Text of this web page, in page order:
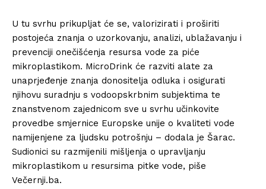
U tu svrhu prikupljat će se, valorizirati i proširiti
postojeća znanja o uzorkovanju, analizi, ublažavanju i
prevenciji onečišćenja resursa vode za piće
mikroplastikom. MicroDrink će razviti alate za
unaprjeđenje znanja donositelja odluka i osigurati
njihovu suradnju s vodoopskrbnim subjektima te
znanstvenom zajednicom sve u svrhu učinkovite
provedbe smjernice Europske unije o kvaliteti vode
namijenjene za ljudsku potrošnju – dodala je Šarac.
Sudionici su razmijenili mišljenja o upravljanju
mikroplastikom u resursima pitke vode, piše
Večernji.ba.